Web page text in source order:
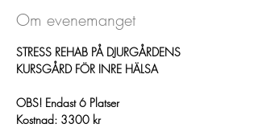
Om evenemanget
STRESS REHAB PÅ DJURGÅRDENS
KURSGÅRD FÖR INRE HÄLSA
OBS! Endast 6 Platser
Kostnad: 3300 kr